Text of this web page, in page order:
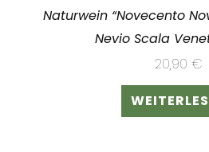
Naturwein “Novecento
Nevio Scala
20,90 €